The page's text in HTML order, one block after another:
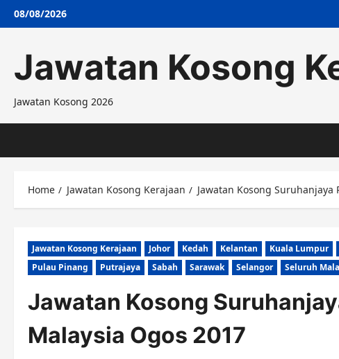
Skip08/08/2026
Jawatan Kosong
Jawatan Kosong 2026
Home Jawatan Kosong Kerajaan Jawatan Kosong
Jawatan Kosong Kerajaan Johor Kedah Kelantan Kuala Lumpur
Pulau Pinang
Putrajaya Sabah Sarawak Selangor Seluruh
Jawatan Kosong
Malaysia Ogos 2017